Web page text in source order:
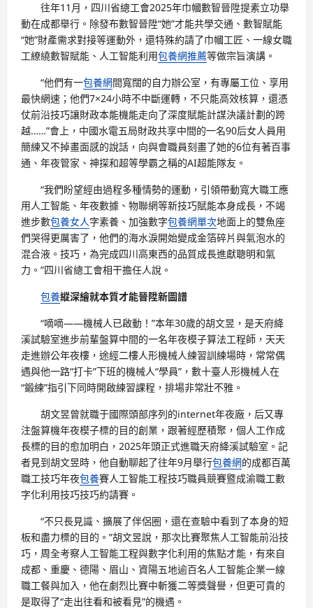
往年11月，四川省總工會2025年巾幗數智晉陞提素立功舉
動在成都舉行。除發布數智晉陞“她”才能共學交通、數智賦能
“她”財產需求對接等運動外，還特殊約請了巾幗工匠、一線女職
工繚繞數智賦能、人工智能利用包養網推薦等做宗旨演講。
“他們有一包養網間寬闊的自力辦公室，有專屬工位、享用
最快網速；他們7×24小時不中斷運轉，不只能高效核算，還憑
仗前沿技巧讓財政本能機能走向了深度賦能計謀決議計劃的跨
越……”會上，中國水電五局財政共享中間的一名90后女人員用
簡練又不掉畫面感的說話，向與會職員刻畫了她的6位有著百事
通、年夜管家、神探和超等學霸之稱的AI超能隊友。
“我們盼望經由過程多種情勢的運動，引領帶動寬大職工應
用人工智能、年夜數據、物聯網等新技巧賦能本身成長，不竭
進步數包養女人字素養、加強數字包養網單次地面上的雙魚座
們哭得更厲害了，他們的海水淚開始變成金箔碎片與氣泡水的
混合液。技巧，為完成四川高東西的品質成長進獻聰明和氣
力。”四川省總工會相干擔任人說。
包養縱深繪就本質才能晉陞新圖譜
“嘀嘀——機械人已啟動！”本年30歲的胡文昱，是天府絳
溪試驗室進步前輩盤算中間的一名年夜模子算法工程師，天天
走進辦公年夜樓，途經二樓人形機械人練習訓練場時，常常偶
遇與他一路“打卡”下班的機械人“學員”，數十臺人形機械人在
“鍛練”指引下同時開啟練習課程，排場非常壯不雅。
胡文昱曾就職于國際頭部序列的internet年夜廠，后又專
注盤算機年夜模子標的目的創業，跟著經歷積聚，個人工作成
長標的目的愈加明白，2025年頭正式進職天府絳溪試驗室。記
者見到胡文昱時，他自動聊起了往年9月舉行包養網的成都百萬
職工技巧年夜包養賽人工智能工程技巧職員競賽暨成渝職工數
字化利用技巧技巧約請賽。
“不只長見識、擴展了伴侶圈，還在查驗中看到了本身的短
板和盡力標的目的。”胡文昱說，那次比賽聚焦人工智能前沿技
巧，周全考察人工智能工程與數字化利用的焦點才能，有來自
成都、重慶、德陽、眉山、資陽五地逾百名人工智能企業一線
職工餐與加入，他在劇烈比賽中斬獲二等獎聲譽，但更可貴的
是取得了“走出往看和被看見”的機遇。